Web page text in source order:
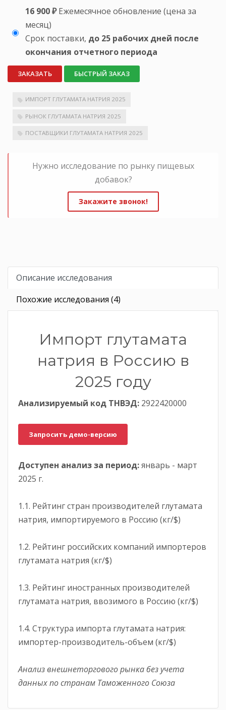
16 900 ₽ Ежемесячное обновление (цена за
месяц)
Срок поставки, до 25 рабочих дней после
окончания отчетного периода
ЗАКАЗАТЬ БЫСТРЫЙ ЗАКАЗ
ИМПОРТ ГЛУТАМАТА НАТРИЯ 2025
РЫНОК ГЛУТАМАТА НАТРИЯ 2025
ПОСТАВЩИКИ ГЛУТАМАТА НАТРИЯ 2025
Нужно исследование по рынку пищевых
добавок?
Закажите звонок!
Описание исследования
Похожие исследования (4)
Импорт глутамата
натрия в Россию в
2025 году
Анализируемый код ТНВЭД: 2922420000
Запросить демо-версию
Доступен анализ за период:январь - март
2025 г.
1.1. Рейтинг стран производителей глутамата
натрия, импортируемого в Россию (кг/$)
1.2. Рейтинг российских компаний импортеров
глутамата натрия (кг/$)
1.3. Рейтинг иностранных производителей
глутамата натрия, ввозимого в Россию (кг/$)
1.4. Структура импорта глутамата натрия:
импортер-производитель-объем (кг/$)
Анализ внешнеторгового рынка без учета
данных по странам Таможенного Союза